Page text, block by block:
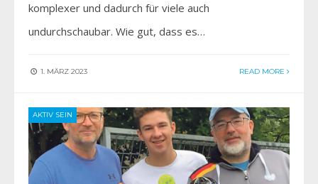
komplexer und dadurch für viele auch
undurchschaubar. Wie gut, dass es…
1. MÄRZ 2023 READ MORE
AKTIV SEIN